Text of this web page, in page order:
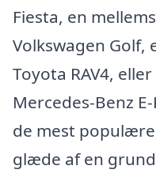
Fiesta, en
Volkswagen Golf,
Toyota RAV4,
Mercedes-Benz
de mest
glæde af en